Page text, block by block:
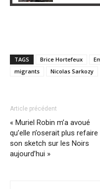
TAGS Brice Hortefeux
migrants
Nicolas Sarkozy
Article précédent
« Muriel Robin m’a avoué
qu’elle n’oserait plus refaire
son sketch sur les Noirs
aujourd’hui »